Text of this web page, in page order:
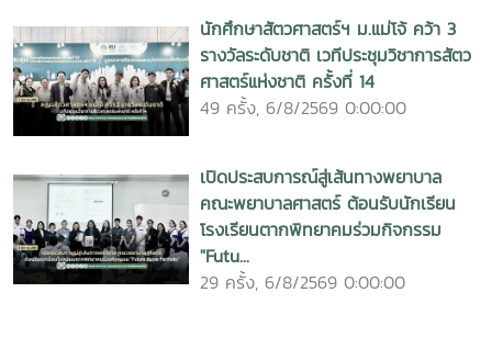
Northern,Thailand.Nakarate Rungkawat. Maejo
University. 2015. 11. การวิเคราะห์ระบบตลาดและ
การจัดตั้งเครือข่ายการตลาดของเกษตรกรรายย่อยปลูกยางพารา
ในภาคเหนือตอนบน บังอร เมฆะ รายงานผลการวิจัยมหาวิทยาลัย
แม่โจ้ 84 หน้า. เลขเรียกหนังสือ 2558 / ช46. 02.An Analysis
Marketing System and Network Markets of Smallholder
Rubber Farms in Northern, Thailand .Bungon Maeka.
Maejo University. 2015. 12. การพัฒนาและเชื่อมโยงเครือ
ข่ายเยาวชนในการสนับสนุนระบบการบริหารจัดการโฮมสเตย์
วราภรณ์ ดวงแสง รายงานผลการวิจัยมหาวิทยาลัยแม่โจ้
83 หน้า. เลขเรียกหนังสือ 2558 / ช44.04 Development
นักศึกษาสัตวศาสตร์ฯ ม.แม่โจ้ คว้า 3
รางวัลระดับชาติ เวทีประชุมวิชาการสัตว
ศาสตร์แห่งชาติ ครั้งที่ 14
49 ครั้ง, 6/8/2569 0:00:00
เปิดประสบการณ์สู่เส้นทางพยาบาล
คณะพยาบาลศาสตร์ ต้อนรับนักเรียน
โรงเรียนตากพิทยาคมร่วมกิจกรรม
"Futu...
29 ครั้ง, 6/8/2569 0:00:00